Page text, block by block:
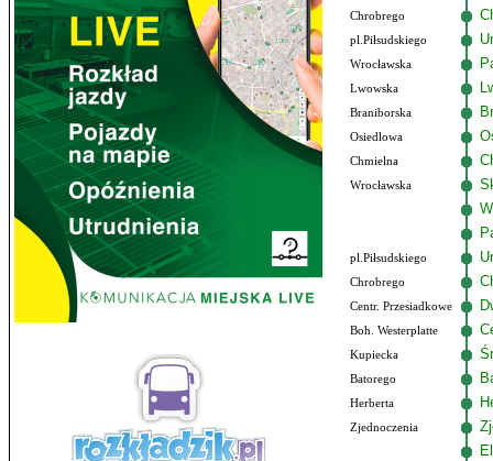
Chrobrego
pl.Piłsudskiego
Wrocławska
Lwowska
Braniborska
Osiedlowa
Chmielna
Wrocławska
pl.Piłsudskiego
Chrobrego
Centr. Przesiadkowe
Boh. Westerplatte
Kupiecka
Batorego
Herberta
Zjednoczenia